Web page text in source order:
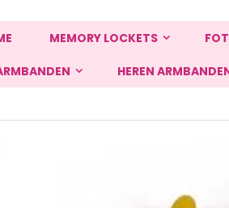
MEMORY LOCKETS
HEREN